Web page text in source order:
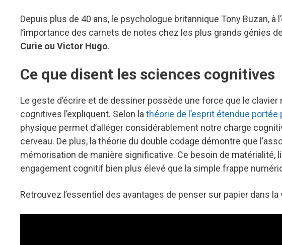
Depuis plus de 40 ans, le psychologue britannique Tony Buzan, à
l’importance des carnets de notes chez les plus grands génies de
Curie ou Victor Hugo.
Ce que disent les sciences cognitives
Le geste d’écrire et de dessiner possède une force que le
cognitives l’expliquent. Selon la théorie de l’esprit étendue portée
physique permet d’alléger considérablement notre charge
cerveau. De plus, la théorie du double codage démontre que
mémorisation de manière significative. Ce besoin de matérialité,
engagement cognitif bien plus élevé que la simple frappe
Retrouvez l’essentiel des avantages de penser sur papier dans